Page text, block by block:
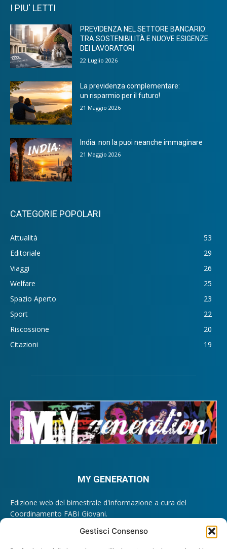
Gestisci Consenso
I PIU' LETTI
PREVIDENZA NEL SETTORE BANCARIO:
TRA SOSTENIBILITÀ E NUOVE ESIGENZE
DEI LAVORATORI
22 Luglio 2026
La previdenza complementare:
un risparmio per il futuro!
21 Maggio 2026
India: non la puoi neanche immaginare
21 Maggio 2026
CATEGORIE POPOLARI
Attualità
53
Editoriale
29
Viaggi
26
Welfare
25
Spazio Aperto
23
Sport
22
Riscossione
20
Citazioni
19
MY GENERATION
Edizione web del bimestrale d'informazione a cura del
Coordinamento FABI Giovani.
Direttore Responsabile: Lando Maria Sileoni